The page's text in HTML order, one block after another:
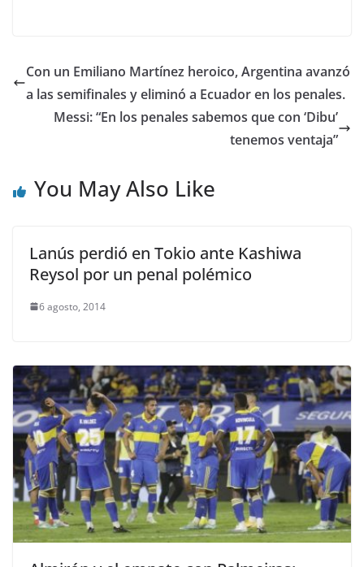
Con un Emiliano Martínez heroico, Argentina avanzó
a las semifinales y eliminó a Ecuador en los penales.
Messi: “En los penales sabemos que con ‘Dibu’
tenemos ventaja”
You May Also Like
Lanús perdió en Tokio ante Kashiwa
Reysol por un penal polémico
6 agosto, 2014